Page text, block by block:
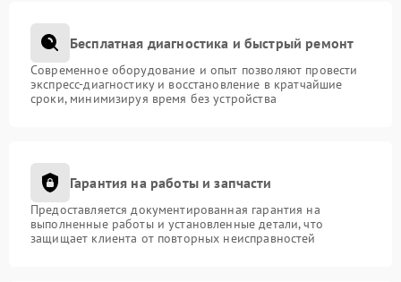
Бесплатная диагностика и быстрый ремонт
Современное оборудование и опыт позволяют провести
экспресс-диагностику и восстановление в кратчайшие
сроки, минимизируя время без устройства
Гарантия на работы и запчасти
Предоставляется документированная гарантия на
выполненные работы и установленные детали, что
защищает клиента от повторных неисправностей